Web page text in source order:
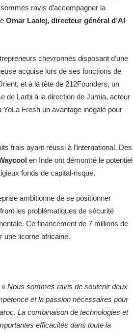
ravis d’accompagner la
Omar Laalej, directeur général d’Al
chevronnés disposant d’une
acquise lors de ses fonctions de
et à la tête de 212Founders, un
de Larbi à la direction de Jumia, acteur
Fresh un avantage inégalé pour
frais ayant réussi à l’international. Des
en Inde ont démontré le potentiel
fonds de capital-risque.
ambitionne de se positionner
les problématiques de sécurité
Ce financement de 7 millions de
une licorne africaine.
« Nous sommes ravis de soutenir deux
et la passion nécessaires pour
La combinaison de technologies et
efficacités dans toute la